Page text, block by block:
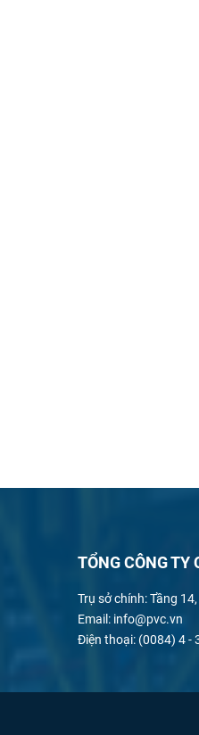
TỔNG CÔNG TY
Trụ sở chính: Tầng
Email: info@pvc.vn
Điện thoại: (0084) 4 -